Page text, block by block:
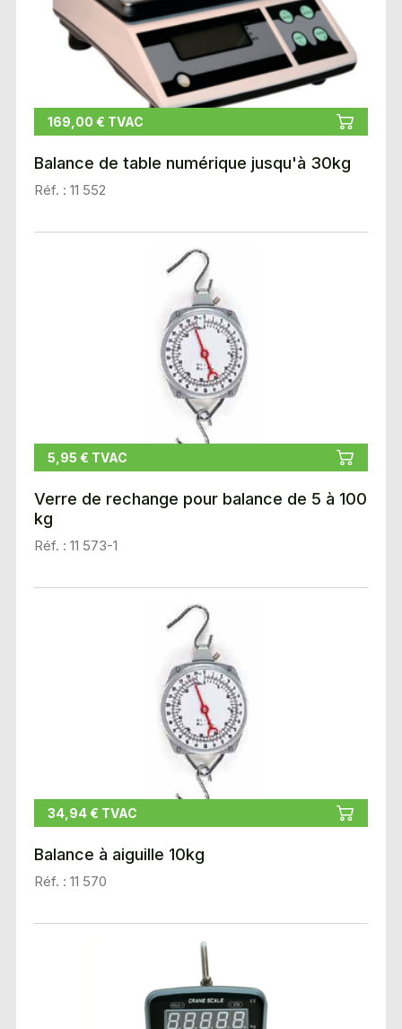
169,00 € TVAC
Balance de table numérique jusqu'à 30kg
Réf. : 11 552
5,95 € TVAC
Verre de rechange pour balance de 5 à 100
kg
Réf. : 11 573-1
34,94 € TVAC
Balance à aiguille 10kg
Réf. : 11 570